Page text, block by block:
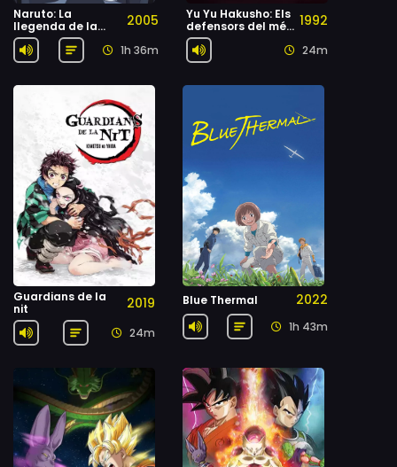
Naruto: La
llegenda de la
Pedra de Gelel
2005
1h 36m
Yu Yu Hakusho: Els
defensors del més
enllà
1992
24m
Guardians de la
nit
2019
24m
Blue Thermal 2022
1h 43m